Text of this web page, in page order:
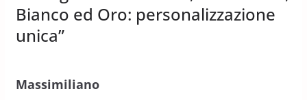
Bianco ed Oro: personalizzazione
unica”
Massimiliano